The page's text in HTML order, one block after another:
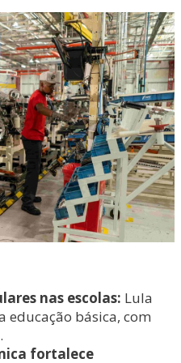
nas escolas: Lula
educação básica, com
fortalece